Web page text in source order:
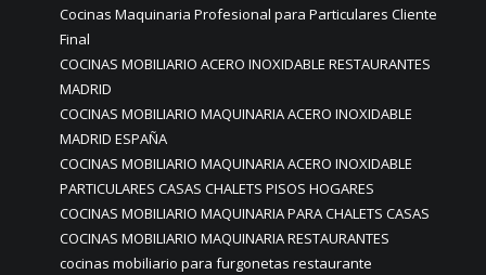
Cocinas Maquinaria Profesional para Particulares Cliente
Final
COCINAS MOBILIARIO ACERO INOXIDABLE RESTAURANTES
MADRID
COCINAS MOBILIARIO MAQUINARIA ACERO INOXIDABLE
MADRID ESPAÑA
COCINAS MOBILIARIO MAQUINARIA ACERO INOXIDABLE
PARTICULARES CASAS CHALETS PISOS HOGARES
COCINAS MOBILIARIO MAQUINARIA PARA CHALETS CASAS
COCINAS MOBILIARIO MAQUINARIA RESTAURANTES
cocinas mobiliario para furgonetas restaurante